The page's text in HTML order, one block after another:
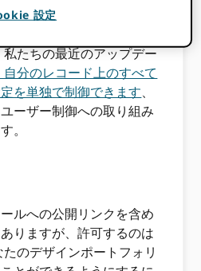
序を選択したり、データ
たちの最近のアップデー
分のレコード上のすべて
を単独で制御できます、
ーザー制御への取り組み
。
ルへの公開リンクを含め
りますが、許可するのは
たのデザインポートフォリ
設定